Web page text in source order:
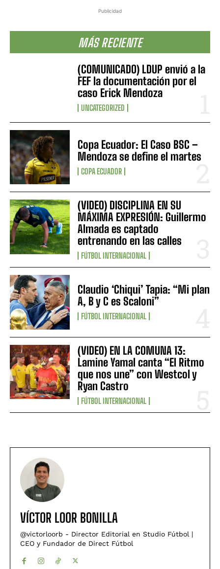
Publicidad
MÁS RECIENTE
(COMUNICADO) LDUP envió a la
FEF la documentación por el
caso Erick Mendoza
UNCATEGORIZED
Copa Ecuador: El Caso BSC –
Mendoza se define el martes
COPA ECUADOR
(VIDEO) DISCIPLINA EN SU
MÁXIMA EXPRESIÓN: Guillermo
Almada es captado
entrenando en las calles
FÚTBOL INTERNACIONAL
Claudio ‘Chiqui’ Tapia: “Mi plan
A, B y C es Scaloni”
FÚTBOL INTERNACIONAL
(VIDEO) EN LA COMUNA 13:
Lamine Yamal canta “El Ritmo
que nos une” con Westcol y
Ryan Castro
FÚTBOL INTERNACIONAL
VÍCTOR LOOR BONILLA
@victorloorb - Director Editorial en Studio Fútbol |
CEO y Fundador de Direct Fútbol